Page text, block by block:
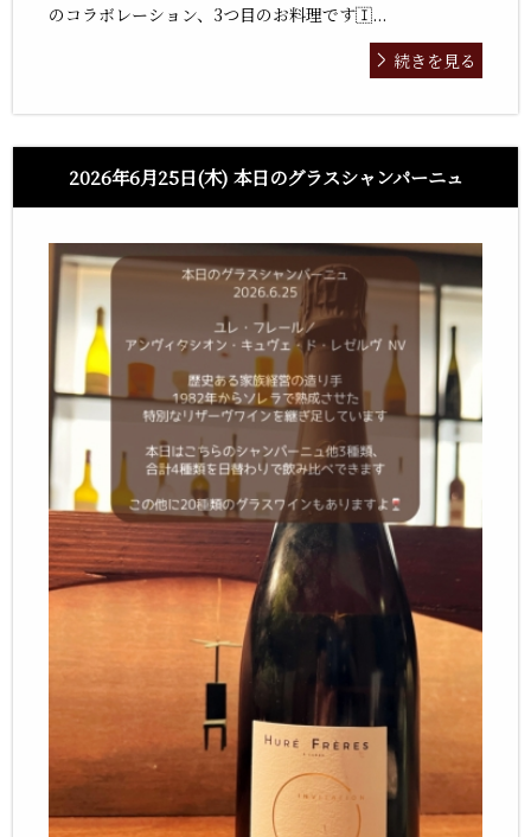
のコラボレーション、3つ目のお料理です🇮...
続きを見る
2026年6月25日(木) 本日のグラスシャンパーニュ